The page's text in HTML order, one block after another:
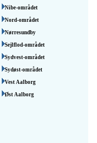
Nibe-området
Nord-området
Nørresundby
Sejlflod-området
Sydvest-området
Sydøst-området
Vest Aalborg
Øst Aalborg